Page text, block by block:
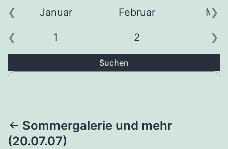
Januar Februar
1 2 3
Suchen
Beitragsnavigation
Sommergalerie und mehr
(20.07.07)